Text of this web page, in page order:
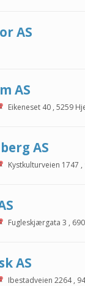
AS
AS
Eikeneset 40 , 5259
AS
Kystkulturveien 1747 ,
Fugleskjærgata 3 ,
AS
Ibestadveien 2264,